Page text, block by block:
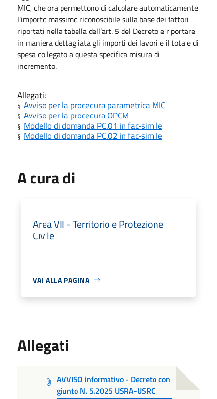
MIC, che ora permettono di calcolare automaticamente
l’importo massimo riconoscibile sulla base dei fattori
riportati nella tabella dell’art. 5 del Decreto e riportare
in maniera dettagliata gli importi dei lavori e il totale di
spesa collegato a questa specifica misura di
incremento.
Allegati:
§ Avviso per la procedura parametrica MIC
§ Avviso per la procedura OPCM
§ Modello di domanda PC.01 in fac-simile
§ Modello di domanda PC.02 in fac-simile
A cura di
Area VII - Territorio e Protezione
Civile
VAI ALLA PAGINA
Allegati
AVVISO informativo - Decreto con
giunto N. 5.2025 USRA-USRC